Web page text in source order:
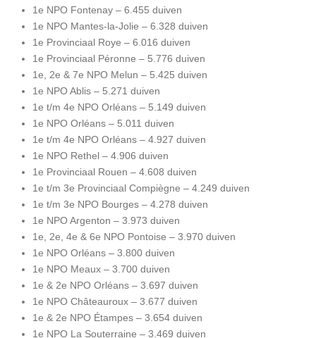
1e NPO Fontenay – 6.455 duiven
1e NPO Mantes-la-Jolie – 6.328 duiven
1e Provinciaal Roye – 6.016 duiven
1e Provinciaal Péronne – 5.776 duiven
1e, 2e & 7e NPO Melun – 5.425 duiven
1e NPO Ablis – 5.271 duiven
1e t/m 4e NPO Orléans – 5.149 duiven
1e NPO Orléans – 5.011 duiven
1e t/m 4e NPO Orléans – 4.927 duiven
1e NPO Rethel – 4.906 duiven
1e Provinciaal Rouen – 4.608 duiven
1e t/m 3e Provinciaal Compiègne – 4.249 duiven
1e t/m 3e NPO Bourges – 4.278 duiven
1e NPO Argenton – 3.973 duiven
1e, 2e, 4e & 6e NPO Pontoise – 3.970 duiven
1e NPO Orléans – 3.800 duiven
1e NPO Meaux – 3.700 duiven
1e & 2e NPO Orléans – 3.697 duiven
1e NPO Châteauroux – 3.677 duiven
1e & 2e NPO Étampes – 3.654 duiven
1e NPO La Souterraine – 3.469 duiven